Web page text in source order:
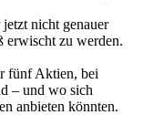
nicht genauer
erwischt zu werden.
fünf Aktien, bei
– und wo sich
anbieten könnten.